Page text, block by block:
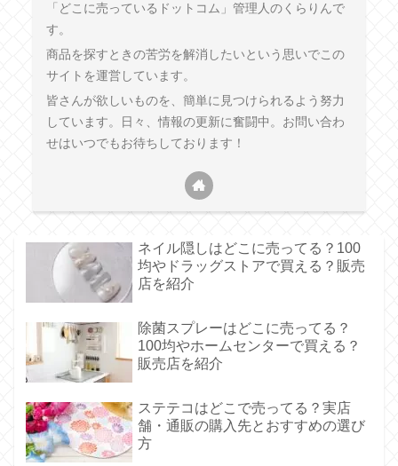
「どこに売っているドットコム」管理人のくらりんで
す。
商品を探すときの苦労を解消したいという思いでこの
サイトを運営しています。
皆さんが欲しいものを、簡単に見つけられるよう努力
しています。日々、情報の更新に奮闘中。お問い合わ
せはいつでもお待ちしております！
ネイル隠しはどこに売ってる？100
均やドラッグストアで買える？販売
店を紹介
除菌スプレーはどこに売ってる？
100均やホームセンターで買える？
販売店を紹介
ステテコはどこで売ってる？実店
舗・通販の購入先とおすすめの選び
方